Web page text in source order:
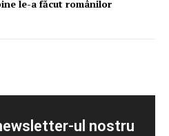
le-a făcut românilor
ul nostru